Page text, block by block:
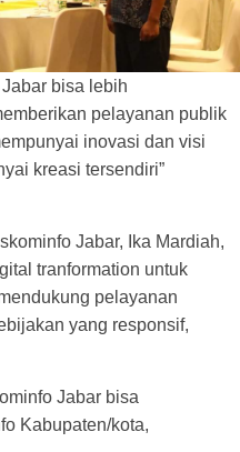
bisa lebih
pelayanan publik
inovasi dan visi
kreasi tersendiri”
Jabar, Ika Mardiah,
tranformation untuk
pelayanan
yang responsif,
Jabar bisa
Kabupaten/kota,